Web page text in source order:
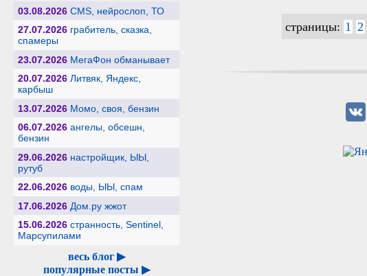
03.08.2026 CMS, нейрослоп, ТО
27.07.2026 грабитель, сказка,
спамеры
23.07.2026 МегаФон обманывает
20.07.2026 Литвяк, Яндекс,
карбыш
13.07.2026 Момо, своя, бензин
06.07.2026 ангелы, обсешн,
бензин
29.06.2026 настройщик, ЫЫ,
рутуб
22.06.2026 воды, ЫЫ, спам
17.06.2026 Дом.ру жжот
15.06.2026 странность, Sentinel,
Марсупилами
весь блог ▶
популярные посты ▶
страницы: 1 2